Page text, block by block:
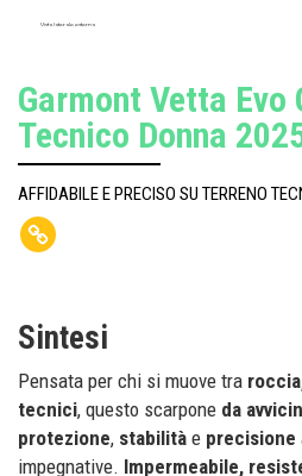
Vista laterale esterna
Garmont Vetta Evo
Tecnico Donna
AFFIDABILE E PRECISO SU TERRENO
Sintesi
Pensata per chi si muove tra
tecnici, questo scarpone da
protezione, stabilità e precisione
impegnative. Impermeabile,